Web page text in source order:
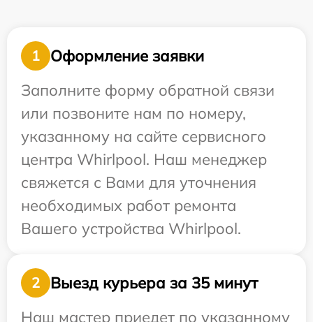
1
Оформление заявки
Заполните форму обратной связи
или позвоните нам по номеру,
указанному на сайте сервисного
центра Whirlpool. Наш менеджер
свяжется с Вами для уточнения
необходимых работ ремонта
Вашего устройства Whirlpool.
2
Выезд курьера за 35 минут
Наш мастер приедет по указанному